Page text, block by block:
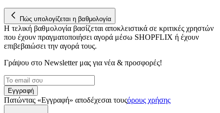
Πώς υπολογίζεται η βαθμολογία
Η τελική βαθμολογία βασίζεται αποκλειστικά σε κριτικές χρηστών
που έχουν πραγματοποιήσει αγορά μέσω SHOPFLIX ή έχουν
επιβεβαιώσει την αγορά τους.
Γράψου στο Νewsletter μας για νέα & προσφορές!
Εγγραφή
Πατώντας «Εγγραφή» αποδέχεσαι τουςόρους χρήσης